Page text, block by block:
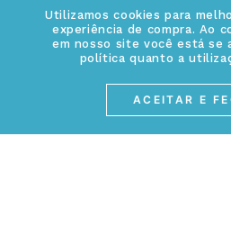
Utilizamos cookies para
experiência de compra. Ao
em nosso site você está se
política quanto a
ACEITAR E
Fale Conosco
Conheça a linha MVNDOS
Política de Troca e Devolução
Política de Privacidade
Cancelamento de Compra
Certificado de Garantia
ATENDIMENTO
(17) 3234-2299
contato@webjoias.com.br